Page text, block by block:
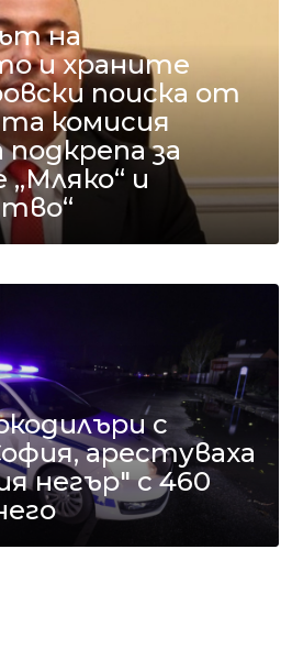
на
и храните
поиска от
комисия
за
и
с
арестуваха
негър" с 460